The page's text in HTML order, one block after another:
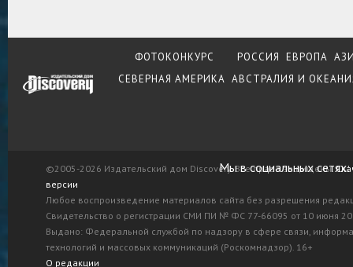
ФОТОКОНКУРС РОССИЯ ЕВРОПА
СЕВЕРНАЯ АМЕРИКА АВСТРАЛИЯ И
©2005-2026 Издательский дом Discovery. Все права защищены.
версии
Любое воспроизведение материалов сайта без разрешения
Свидетельство о регистрации СМИ ПИ № ФС 77-66095 от 10 июня
Выдано: Федеральной службой по надзору в сфере связи,
технологий и массовых коммуникаций (Роскомнадзор). 16+
О редакции
Мы в социальных сетях: